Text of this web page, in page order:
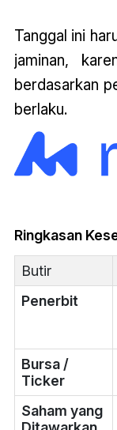
Tanggal ini
jaminan,
berdasarkan
berlaku.
Ringkasan
Butir
Penerbit
Bursa /
Ticker
Saham yang